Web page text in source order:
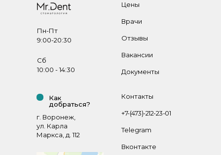
Контакты
+7-(473)-212-23-01
Telegram
Вконтакте
Цены
Врачи
Отзывы
Пн-Пт
9:00-20:30
Сб
10:00 - 14:30
Документы
Вакансии
Как
добраться?
г. Воронеж,
ул. Карла
Маркса, д. 112